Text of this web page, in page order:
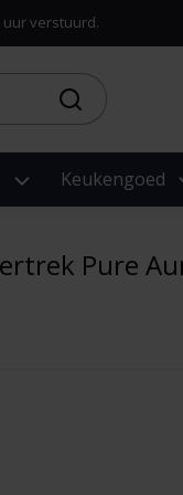
verstuurd.
Keukengoed
Pure